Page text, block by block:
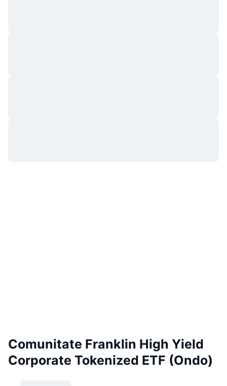
Comunitate Franklin High Yield
Corporate Tokenized ETF (Ondo)